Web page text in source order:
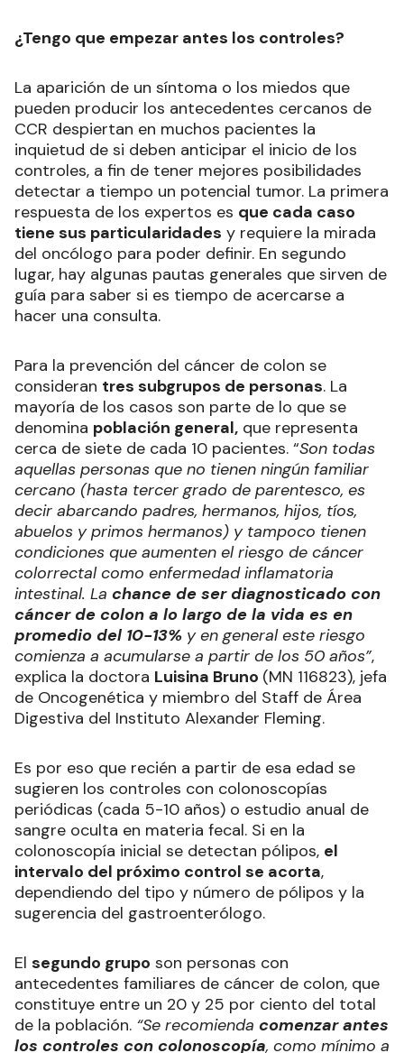
¿Tengo que empezar antes los controles?
La aparición de un síntoma o los miedos que
pueden producir los antecedentes cercanos de
CCR despiertan en muchos pacientes la
inquietud de si deben anticipar el inicio de los
controles, a fin de tener mejores posibilidades
detectar a tiempo un potencial tumor. La primera
respuesta de los expertos es que cada caso
tiene sus particularidades y requiere la mirada
del oncólogo para poder definir. En segundo
lugar, hay algunas pautas generales que sirven de
guía para saber si es tiempo de acercarse a
hacer una consulta.
Para la prevención del cáncer de colon se
consideran tres subgrupos de personas. La
mayoría de los casos son parte de lo que se
denomina población general, que representa
cerca de siete de cada 10 pacientes. “Son todas
aquellas personas que no tienen ningún familiar
cercano (hasta tercer grado de parentesco, es
decir abarcando padres, hermanos, hijos, tíos,
abuelos y primos hermanos) y tampoco tienen
condiciones que aumenten el riesgo de cáncer
colorrectal como enfermedad inflamatoria
intestinal. La chance de ser diagnosticado con
cáncer de colon a lo largo de la vida es en
promedio del 10-13% y en general este riesgo
comienza a acumularse a partir de los 50 años”,
explica la doctora Luisina Bruno (MN 116823), jefa
de Oncogenética y miembro del Staff de Área
Digestiva del Instituto Alexander Fleming.
Es por eso que recién a partir de esa edad se
sugieren los controles con colonoscopías
periódicas (cada 5-10 años) o estudio anual de
sangre oculta en materia fecal. Si en la
colonoscopía inicial se detectan pólipos, el
intervalo del próximo control se acorta,
dependiendo del tipo y número de pólipos y la
sugerencia del gastroenterólogo.
El segundo grupo son personas con
antecedentes familiares de cáncer de colon, que
constituye entre un 20 y 25 por ciento del total
de la población. “Se recomienda comenzar antes
los controles con colonoscopía, como mínimo a